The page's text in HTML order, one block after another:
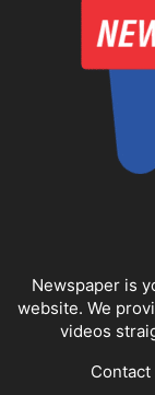
Newspaper is
website. We
videos
Contact